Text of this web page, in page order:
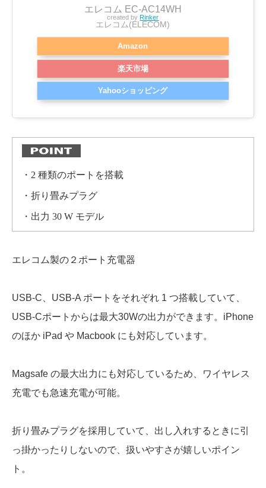
エレコム EC-AC14WH
created byRinker
エレコム(ELECOM)
Amazon
楽天市場
Yahooショッピング
・2 種類のポートを搭載
・折り畳みプラグ
・出力 30 W モデル
エレコム製の２ポート充電器
USB-C、USB-A ポートをそれぞれ 1 つ搭載していて、
USB-Cポートからは最大30Wの出力ができます。iPhone
のほか iPad や Macbook にも対応しています。
Magsafe の最大出力にも対応しているため、ワイヤレス
充電でも急速充電が可能。
折り畳みプラグを採用していて、出し入れするときに引
っ掛かったりしないので、扱いやすさが嬉しいポイン
ト。